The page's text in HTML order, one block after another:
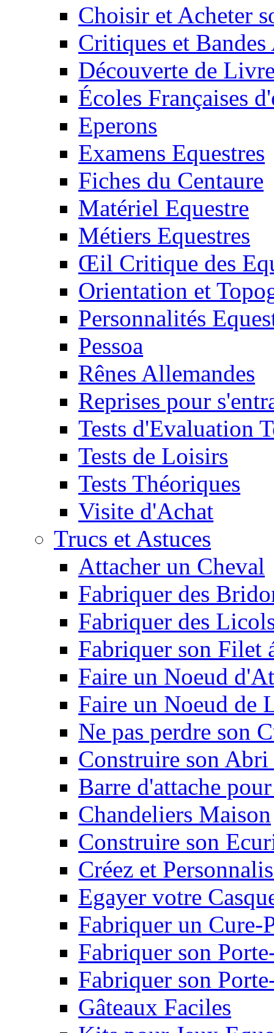
Choisir et Acheter
Critiques et
Découverte de
Écoles Françaises
Eperons
Examens Equestres
Fiches du Centaure
Matériel Equestre
Métiers Equestres
Œil Critique des
Orientation et
Personnalités
Pessoa
Rênes Allemandes
Reprises pour
Tests d'Evaluation
Tests de Loisirs
Tests Théoriques
Visite d'Achat
Trucs et Astuces
Attacher un Cheval
Fabriquer des
Fabriquer des
Fabriquer son Filet
Faire un Noeud
Faire un Noeud de
Ne pas perdre son
Construire son
Barre d'attache
Chandeliers Maison
Construire son
Créez et
Egayer votre
Fabriquer un Cure-
Fabriquer son
Fabriquer son
Gâteaux Faciles